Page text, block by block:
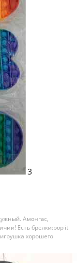
3
Амонгас,
Есть брелки:pop it
хорошего
можно мыть. Товар